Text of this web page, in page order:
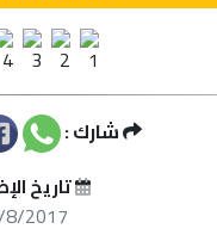
شارك :
تاريخ
2017